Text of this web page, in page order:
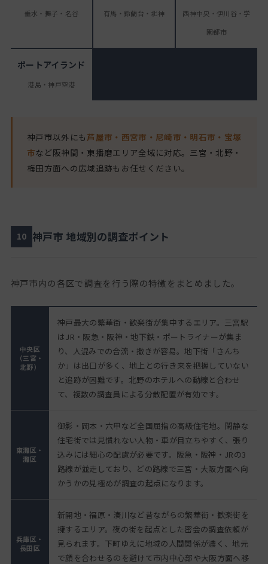
垂水・舞子・名谷 有馬・鈴蘭台・北神
西神中央・伊川谷・学
園都市
ポートアイランド
港島・神戸空港
神戸市以外にも 芦屋市・西宮市・尼崎市・明石市・宝塚
市など阪神間・東播磨エリア全域に対応。三宮・北野・
梅田方面への広域追跡もお任せください。
10 神戸市 地域別の調査ポイント
神戸市内の各区で調査を行う際の特徴をまとめました。
中央区
（三宮・
北野）
神戸最大の繁華街・歓楽街が集中するエリア。三宮駅
はJR・阪急・阪神・地下鉄・ポートライナーが集ま
り、人混みでの合流・撒きが容易。地下街「さんち
か」は出口が多く、地上との行き来を把握していない
と追跡が困難です。北野のホテルへの動線と合わせ
て、複数の調査員による分散配置が有効です。
東灘区・
灘区
御影・岡本・六甲など全国屈指の高級住宅地。閑静な
住宅街では見慣れない人物・車が目立ちやすく、張り
込みには細心の配慮が必要です。阪急・阪神・JRの3
路線が並走しており、どの路線で三宮・大阪方面へ向
かうかの見極めが調査の起点になります。
兵庫区・
長田区
新開地・福原・湊川など昔ながらの繁華街・歓楽街を
擁するエリア。夜の街を起点とした密会の調査依頼が
見られます。下町ゆえに地域の人間関係が濃く、地元
で顔を合わせるのを避けて市内中心部や大阪方面へ移